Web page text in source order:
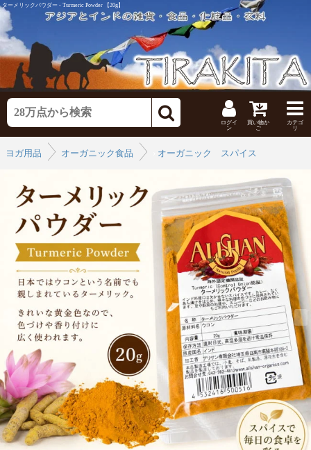
ターメリックパウダー - Turmeric Powder 【20g】
ログイ
ン
買い物か
ご
カテゴ
リ
ヨガ用品
オーガニック食品 オーガニック スパイス
›